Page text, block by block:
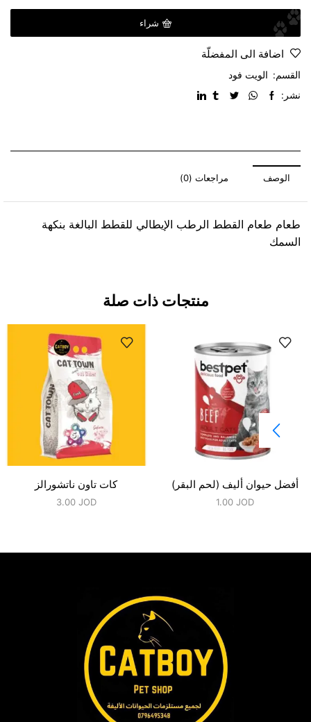
شراء
اضافة الى المفضلّة
القسم: الويت فود
نشر:
الوصف مراجعات (0)
طعام طعام القطط الرطب الإيطالي للقطط البالغة بنكهة
السمك
منتجات ذات صلة
أفضل حيوان أليف (لحم البقر)
1.00 JOD
كات تاون ناتشورالز
3.00 JOD